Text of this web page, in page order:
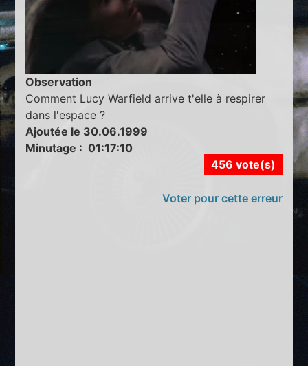
Observation
Comment Lucy Warfield arrive t'elle à respirer
dans l'espace ?
Ajoutée le 30.06.1999
Minutage : 01:17:10
456 vote(s)
Voter pour cette erreur